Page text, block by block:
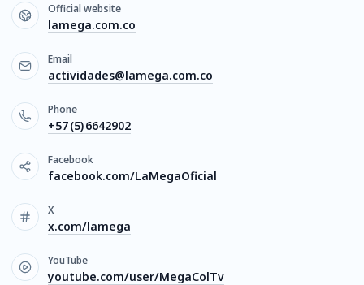
Official website
lamega.com.co
Email
actividades@lamega.com.co
Phone
+57 (5) 6642902
Facebook
facebook.com/LaMegaOficial
X
x.com/lamega
YouTube
youtube.com/user/MegaColTv